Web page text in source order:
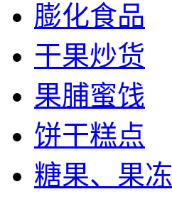
膨化食品
干果炒货
果脯蜜饯
饼干糕点
糖果、果冻